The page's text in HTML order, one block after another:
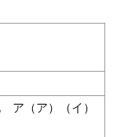
ア（ア）（イ）